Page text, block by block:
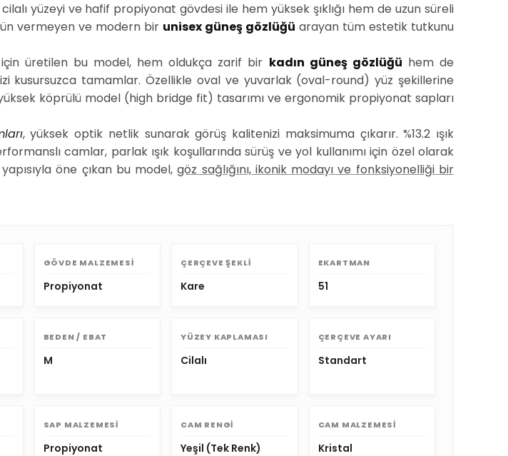
yüzeyi ve hafif propiyonat gövdesi ile hem yüksek şıklığı hem de uzun süreli
vermeyen ve modern bir unisex güneş gözlüğü arayan tüm estetik tutkunu
üretilen bu model, hem oldukça zarif bir kadın güneş gözlüğü hem de
kusursuzca tamamlar. Özellikle oval ve yuvarlak (oval-round) yüz şekillerine
köprülü model (high bridge fit) tasarımı ve ergonomik propiyonat sapları
, yüksek optik netlik sunarak görüş kalitenizi maksimuma çıkarır. %13.2 ışık
camlar, parlak ışık koşullarında sürüş ve yol kullanımı için özel olarak
öne çıkan bu model,göz sağlığını, ikonik modayı ve fonksiyonelliği bir
GÖVDE MALZEMESI
Propiyonat
ÇERÇEVE ŞEKLI
Kare
EKARTMAN
51
BEDEN / EBAT
M
YÜZEY KAPLAMASI
Cilalı
ÇERÇEVE AYARI
Standart
SAP MALZEMESI
Propiyonat
CAM RENGI
Yeşil (Tek Renk)
CAM MALZEMESI
Kristal